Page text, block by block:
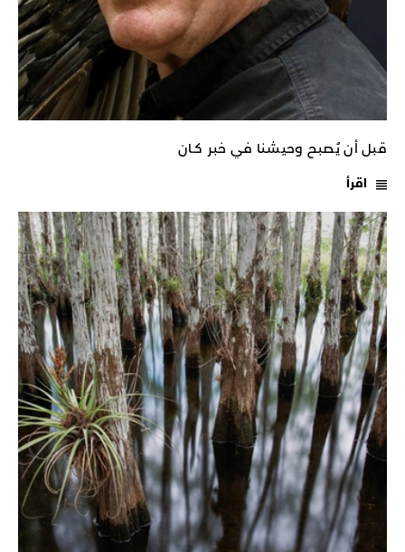
قبل أن يُصبح وحيشنا في خبر كـان
اقرأ